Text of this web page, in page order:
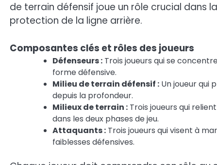
de terrain défensif joue un rôle crucial dans
protection de la ligne arrière.
Composantes clés et rôles des joueurs
Défenseurs : Trois joueurs qui se
forme défensive.
Milieu de terrain défensif : Un joueur qui
depuis la profondeur.
Milieux de terrain : Trois joueurs qui
dans les deux phases de jeu.
Attaquants : Trois joueurs qui visent à
faiblesses défensives.